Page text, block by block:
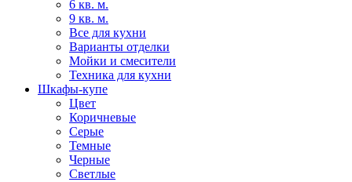
6 кв. м.
9 кв. м.
Все для кухни
Варианты отделки
Мойки и смесители
Техника для кухни
Шкафы-купе
Цвет
Коричневые
Серые
Темные
Черные
Светлые